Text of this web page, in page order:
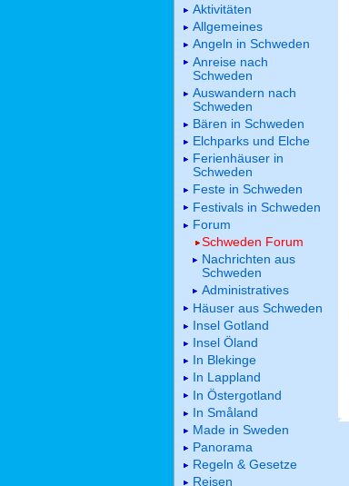
Aktivitäten
Allgemeines
Angeln in Schweden
Anreise nach
Schweden
Auswandern nach
Schweden
Bären in Schweden
Elchparks und Elche
Ferienhäuser in
Schweden
Feste in Schweden
Festivals in Schweden
Forum
Schweden Forum
Nachrichten aus
Schweden
Administratives
Häuser aus Schweden
Insel Gotland
Insel Öland
In Blekinge
In Lappland
In Östergotland
In Småland
Made in Sweden
Panorama
Regeln & Gesetze
Reisen